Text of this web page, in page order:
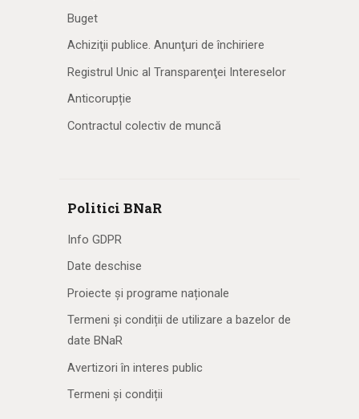
Buget
Achiziţii publice. Anunţuri de închiriere
Registrul Unic al Transparenţei Intereselor
Anticorupție
Contractul colectiv de muncă
Politici BNaR
Info GDPR
Date deschise
Proiecte și programe naționale
Termeni și condiții de utilizare a bazelor de
date BNaR
Avertizori în interes public
Termeni și condiții